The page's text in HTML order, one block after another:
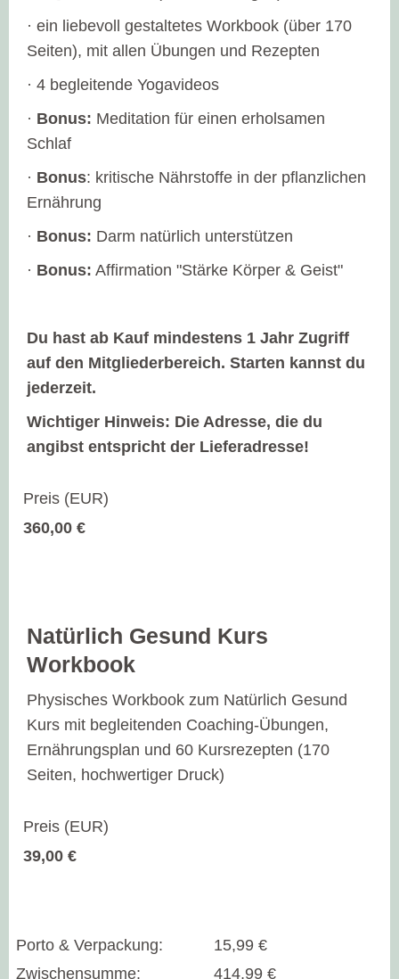
· ein liebevoll gestaltetes Workbook (über 170
Seiten), mit allen Übungen und Rezepten
· 4 begleitende Yogavideos
· Bonus: Meditation für einen erholsamen
Schlaf
· Bonus: kritische Nährstoffe in der pflanzlichen
Ernährung
· Bonus: Darm natürlich unterstützen
· Bonus: Affirmation "Stärke Körper & Geist"
Du hast ab Kauf mindestens 1 Jahr Zugriff
auf den Mitgliederbereich. Starten kannst du
jederzeit.
Wichtiger Hinweis: Die Adresse, die du
angibst entspricht der Lieferadresse!
360,00 €
Natürlich Gesund Kurs
Workbook
Physisches Workbook zum Natürlich Gesund
Kurs mit begleitenden Coaching-Übungen,
Ernährungsplan und 60 Kursrezepten (170
Seiten, hochwertiger Druck)
39,00 €
Porto & Verpackung:
15,99 €
Zwischensumme: 414,99 €